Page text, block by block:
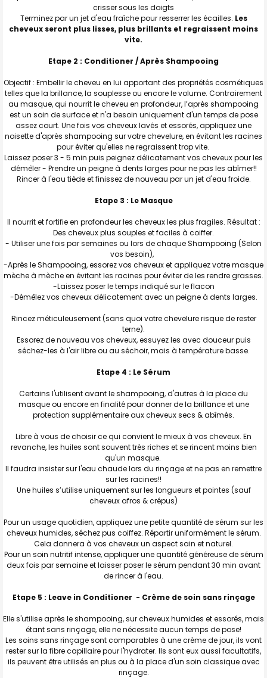
crisser sous les doigts
Terminez par un jet d'eau fraîche pour resserrer les écailles. Les
cheveux seront plus lisses, plus brillants et regraissent moins
vite.
Etape 2 : Conditioner / Après Shampooing
Objectif : Embellir le cheveu en lui apportant des propriétés cosmétiques
telles que la brillance, la souplesse ou encore le volume. Contrairement
au masque, qui nourrit le cheveu en profondeur, l’après shampooing
est un soin de surface et n'a besoin uniquement d'un temps de pose
assez court. Une fois vos cheveux lavés et essorés, appliquez une
noisette d'après shampooing sur votre chevelure, en évitant les racines
pour éviter qu'elles ne regraissent trop vite.
Laissez poser 3 - 5 min puis peignez délicatement vos cheveux pour les
démêler - Prendre un peigne à dents larges pour ne pas les abîmer!!
Rincer à l'eau tiède et finissez de nouveau par un jet d'eau froide.
Etape 3 : Le Masque
Il nourrit et fortifie en profondeur les cheveux les plus fragiles. Résultat :
Des cheveux plus souples et faciles à coiffer.
- Utiliser une fois par semaines ou lors de chaque Shampooing (Selon
vos besoin),
-Après le Shampooing, essorez vos cheveux et appliquez votre masque
mèche à mèche en évitant les racines pour éviter de les rendre grasses.
-Laissez poser le temps indiqué sur le flacon
-Démêlez vos cheveux délicatement avec un peigne à dents larges.
Rincez méticuleusement (sans quoi votre chevelure risque de rester
terne).
Essorez de nouveau vos cheveux, essuyez les avec douceur puis
séchez-les à l'air libre ou au séchoir, mais à température basse.
Etape 4 : Le Sérum
Certains l'utilisent avant le shampooing, d'autres à la place du
masque ou encore en finalité pour donner de la brillance et une
protection supplémentaire aux cheveux secs & abîmés.
Libre à vous de choisir ce qui convient le mieux à vos cheveux. En
revanche, les huiles sont souvent très riches et se rincent moins bien
qu'un masque.
Il faudra insister sur l'eau chaude lors du rinçage et ne pas en remettre
sur les racines!!
Une huiles s’utilise uniquement sur les longueurs et pointes (sauf
cheveux afros & crépus)
Pour un usage quotidien, appliquez une petite quantité de sérum sur les
cheveux humides, séchez pus coiffez. Répartir uniformément le sérum.
Cela donnera à vos cheveux un aspect sain et naturel.
Pour un soin nutritif intense, appliquer une quantité généreuse de sérum
deux fois par semaine et laisser poser le sérum pendant 30 min avant
de rincer à l'eau.
Etape 5 : Leave in Conditioner - Crème de soin sans rinçage
Elle s'utilise après le shampooing, sur cheveux humides et essorés, mais
étant sans rinçage, elle ne nécessite aucun temps de pose!
Les soins sans rinçage sont comparables à une crème de jour, ils vont
rester sur la fibre capillaire pour l'hydrater. Ils sont eux aussi facultatifs,
ils peuvent être utilisés en plus ou à la place d'un soin classique avec
rinçage.